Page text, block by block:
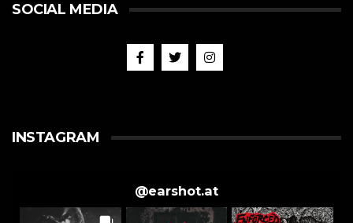
SOCIAL MEDIA
INSTAGRAM
@earshot.at